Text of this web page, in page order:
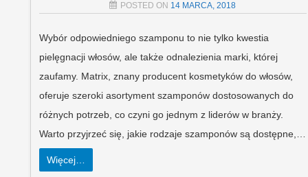
POSTED ON 14 MARCA, 2018
Wybór odpowiedniego szamponu to nie tylko kwestia
pielęgnacji włosów, ale także odnalezienia marki, której
zaufamy. Matrix, znany producent kosmetyków do włosów,
oferuje szeroki asortyment szamponów dostosowanych do
różnych potrzeb, co czyni go jednym z liderów w branży.
Warto przyjrzeć się, jakie rodzaje szamponów są dostępne,…
Więcej…